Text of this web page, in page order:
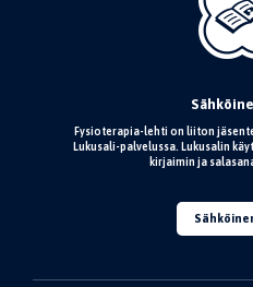
Fysioterapia-lehti on liiton
Lukusali-palvelussa. Lukusalin
kirjaimin ja